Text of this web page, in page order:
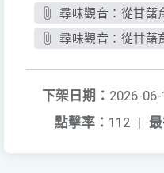
尋味觀音：從甘藷
尋味觀音：從甘藷
下架日期： 2026-06-
點擊率： 112 |